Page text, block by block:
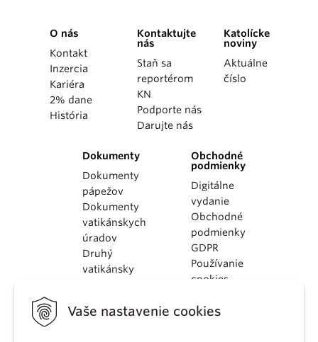
Vaše nastavenie cookies
O nás
Kontakt
Inzercia
Kariéra
2% dane
História
Kontaktujte
nás
Staň sa
reportérom
KN
Podporte nás
Darujte nás
Katolícke
noviny
Aktuálne
číslo
Dokumenty
Dokumenty
pápežov
Dokumenty
vatikánskych
úradov
Druhý
vatikánsky
KBS
Obchodné
podmienky
Digitálne
vydanie
Obchodné
podmienky
GDPR
Používanie
cookies